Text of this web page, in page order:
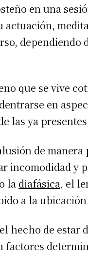
en una
actuación,
que se vive
en
las ya
de
incomodidad y
la diafásica, el
a la
hecho de estar
factores